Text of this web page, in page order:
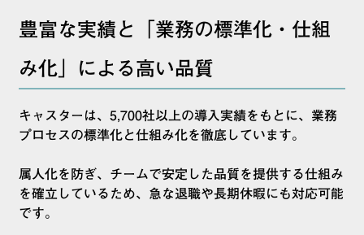
豊富な実績と「業務の標準化・仕組
み化」による高い品質
キャスターは、5,700社以上の導入実績をもとに、業務
プロセスの標準化と仕組み化を徹底しています。
属人化を防ぎ、チームで安定した品質を提供する仕組み
を確立しているため、急な退職や長期休暇にも対応可能
です。